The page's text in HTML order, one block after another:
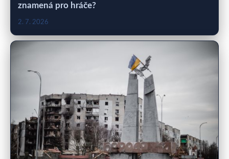
znamená pro hráče?
2. 7. 2026